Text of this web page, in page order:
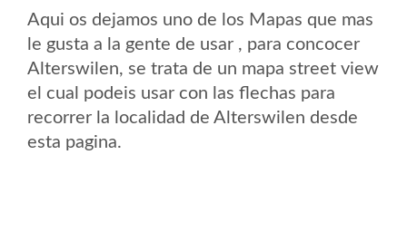
Aqui os dejamos uno de los Mapas que mas
le gusta a la gente de usar , para concocer
Alterswilen, se trata de un mapa street view
el cual podeis usar con las flechas para
recorrer la localidad de Alterswilen desde
esta pagina.